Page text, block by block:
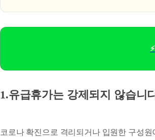
1.유급휴가는 강제되지 않습니
코로나 확진으로 격리되거나 입원한 구성